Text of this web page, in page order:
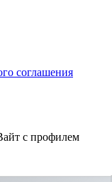
соглашения
с профилем